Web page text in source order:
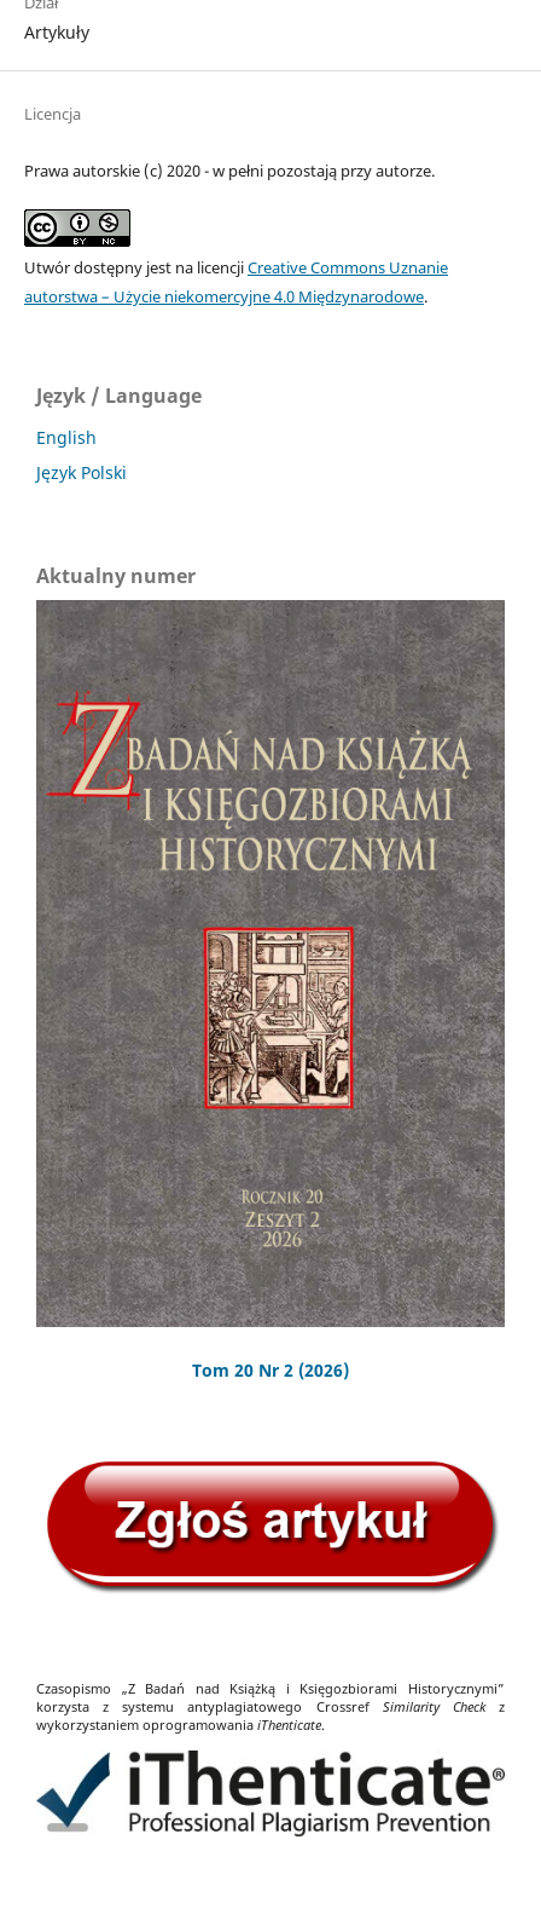
Artykuły
Licencja
Prawa autorskie (c) 2020 - w pełni pozostają przy autorze.
Utwór dostępny jest na licencjiCreative Commons Uznanie
autorstwa – Użycie niekomercyjne 4.0 Międzynarodowe.
Język / Language
English
Język Polski
Aktualny numer
Tom 20 Nr 2 (2026)
Czasopismo „Z Badań nad Książką i Księgozbiorami Historycznymi”
korzysta z systemu antyplagiatowego Crossref Similarity Checkz
wykorzystaniem oprogramowania iThenticate.